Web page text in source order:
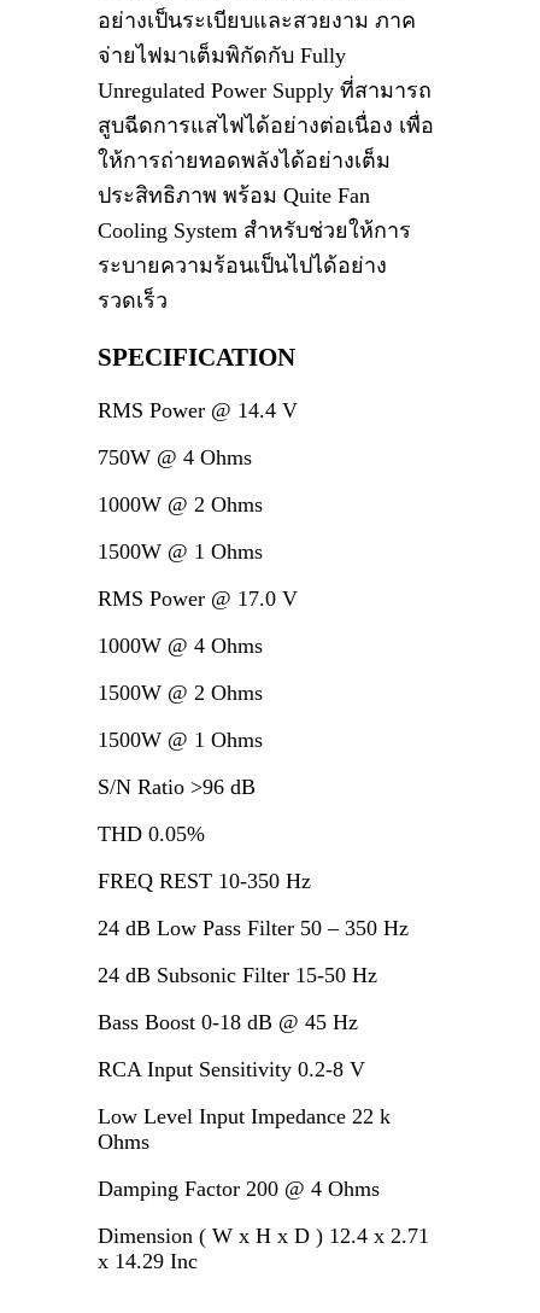
อย่างเป็นระเบียบและสวยงาม ภาค
จ่ายไฟมาเต็มพิกัดกับ Fully
Unregulated Power Supply ที่สามารถ
สูบฉีดการแสไฟได้อย่างต่อเนื่อง เพื่อ
ให้การถ่ายทอดพลังได้อย่างเต็ม
ประสิทธิภาพ พร้อม Quite Fan
Cooling System สำหรับช่วยให้การ
ระบายความร้อนเป็นไปได้อย่าง
รวดเร็ว
SPECIFICATION
RMS Power @ 14.4 V
750W @ 4 Ohms
1000W @ 2 Ohms
1500W @ 1 Ohms
RMS Power @ 17.0 V
1000W @ 4 Ohms
1500W @ 2 Ohms
1500W @ 1 Ohms
S/N Ratio >96 dB
THD 0.05%
FREQ REST 10-350 Hz
24 dB Low Pass Filter 50 – 350 Hz
24 dB Subsonic Filter 15-50 Hz
Bass Boost 0-18 dB @ 45 Hz
RCA Input Sensitivity 0.2-8 V
Low Level Input Impedance 22 k
Ohms
Damping Factor 200 @ 4 Ohms
Dimension ( W x H x D ) 12.4 x 2.71
x 14.29 Inc